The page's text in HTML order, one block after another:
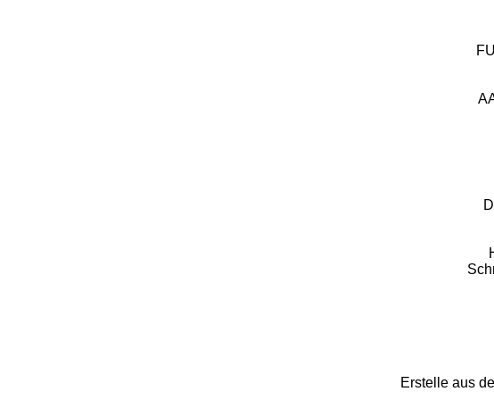
Erstelle aus